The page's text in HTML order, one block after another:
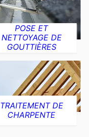
POSE ET
NETTOYAGE DE
GOUTTIÈRES
TRAITEMENT DE
CHARPENTE